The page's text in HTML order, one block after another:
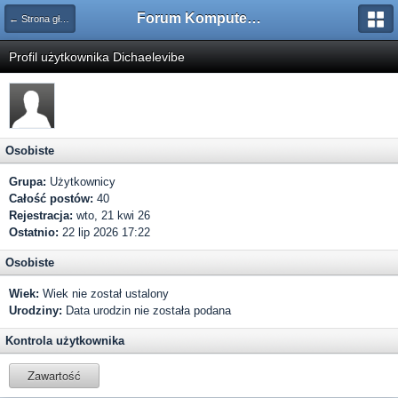
← Strona główna Forum Komputerowe PCFoster.pl
Profil użytkownika Dichaelevibe
Osobiste
Grupa: Użytkownicy
Całość postów: 40
Rejestracja: wto, 21 kwi 26
Ostatnio: 22 lip 2026 17:22
Osobiste
Wiek: Wiek nie został ustalony
Urodziny: Data urodzin nie została podana
Kontrola użytkownika
Zawartość